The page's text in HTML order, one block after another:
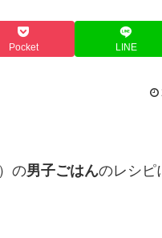
Pocket LINE
の男子ごはんのレシピ